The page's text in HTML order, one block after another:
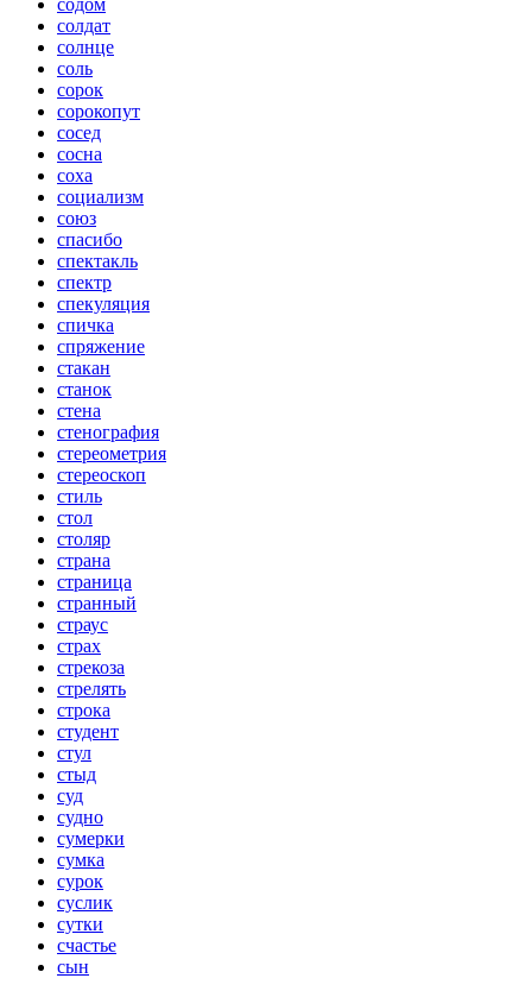
солдат
солнце
соль
сорок
сорокопут
сосед
сосна
соха
социализм
союз
спасибо
спектакль
спектр
спекуляция
спичка
спряжение
стакан
станок
стена
стенография
стереометрия
стереоскоп
стиль
стол
столяр
страна
страница
странный
страус
страх
стрекоза
стрелять
строка
студент
стул
стыд
суд
судно
сумерки
сумка
сурок
суслик
сутки
счастье
сын